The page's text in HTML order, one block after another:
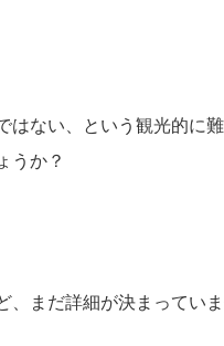
はない、という観光的に
うか？
、まだ詳細が決まっていま